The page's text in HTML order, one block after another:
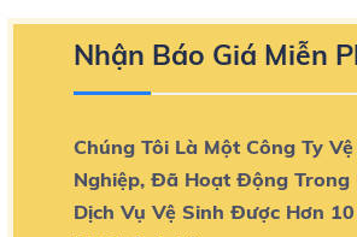
Nhận Báo Giá Miễn
Chúng Tôi Là Một Công Ty
Nghiệp, Đã Hoạt Động Trong
Dịch Vụ Vệ Sinh Được Hơn